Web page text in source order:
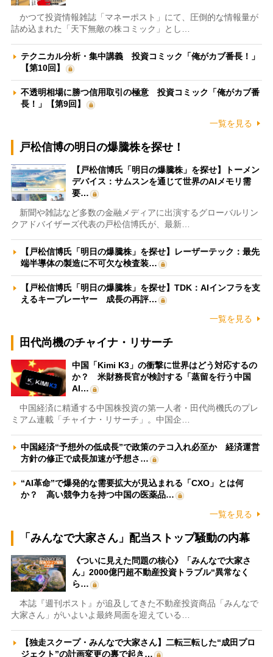
かつて投資情報雑誌「マネーポスト」にて、圧倒的な情報量が
詰め込まれた「天下無敵の株コミック」とし…
テクニカル分析・集中講義 投資コミック「俺がカブ番長！」
【第10回】
不透明相場に勝つ信用取引の極意 投資コミック「俺がカブ番
長！」【第9回】
一覧を見る
戸松信博の明日の爆騰株を探せ！
【戸松信博氏「明日の爆騰株」を探せ】トーメン
デバイス：サムスンを通じて世界のAIメモリ需
要…
新聞や雑誌など多数の金融メディアに出演するグローバルリン
クアドバイザーズ代表の戸松信博氏が、最新…
【戸松信博氏「明日の爆騰株」を探せ】レーザーテック：最先
端半導体の製造に不可欠な検査装…
【戸松信博氏「明日の爆騰株」を探せ】TDK：AIインフラを支
えるキープレーヤー 成長の再評…
一覧を見る
田代尚機のチャイナ・リサーチ
中国「Kimi K3」の衝撃に世界はどう対応するの
か？ 米財務長官が検討する「蒸留を行う中国
AI…
中国経済に精通する中国株投資の第一人者・田代尚機氏のプレ
ミアム連載「チャイナ・リサーチ」。中国企…
中国経済“予想外の低成長”で政策のテコ入れ必至か 経済運営
方針の修正で成長加速が予想さ…
“AI革命”で爆発的な需要拡大が見込まれる「CXO」とは何
か？ 高い競争力を持つ中国の医薬品…
一覧を見る
「みんなで大家さん」配当ストップ騒動の内幕
《ついに見えた問題の核心》「みんなで大家さ
ん」2000億円超不動産投資トラブル“異常なく
ら…
本誌『週刊ポスト』が追及してきた不動産投資商品「みんなで
大家さん」がいよいよ最終局面を迎えている…
【独走スクープ・みんなで大家さん】二転三転した“成田プロ
ジェクト”の計画変更の裏で起き…